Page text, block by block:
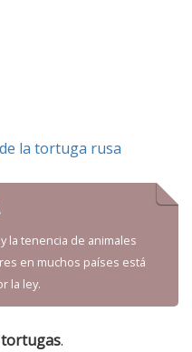
la tortuga rusa
la tenencia de animales
en muchos países está
la ley.
tortugas.